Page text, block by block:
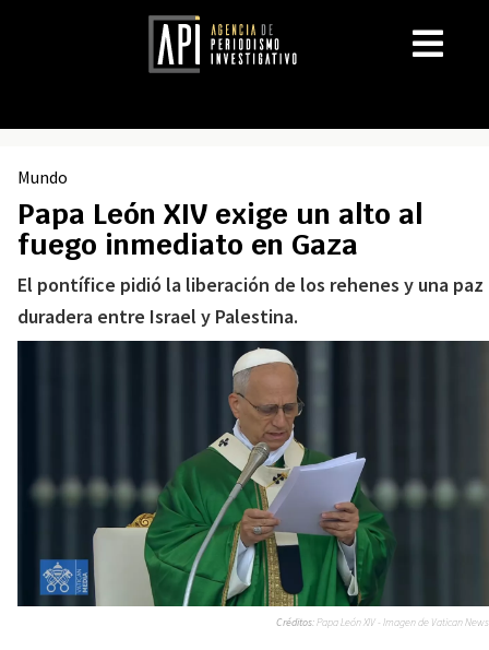
Mundo
Papa León XIV exige un alto al
fuego inmediato en Gaza
El pontífice pidió la liberación de los rehenes y una paz
duradera entre Israel y Palestina.
Créditos:Papa León XIV - Imagen de Vatican News